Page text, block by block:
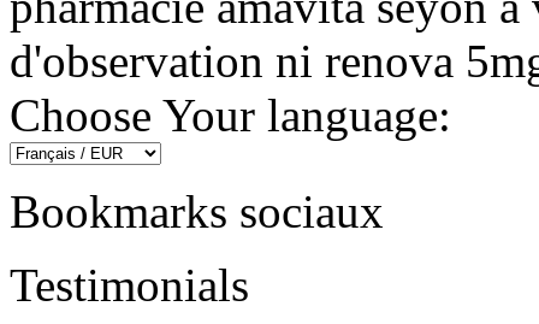
d'observation ni renova
Choose Your language:
Bookmarks sociaux
Testimonials